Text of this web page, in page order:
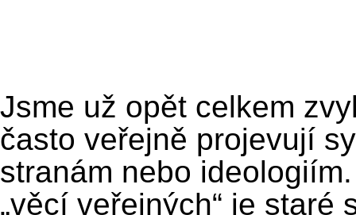
Jsme už opět celkem
často veřejně projevují
stranám nebo
„věcí veřejných“ je staré